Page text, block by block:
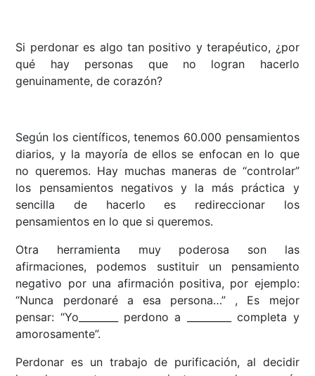
Si perdonar es algo tan positivo y terapéutico, ¿por
qué hay personas que no logran hacerlo
genuinamente, de corazón?
Según los científicos, tenemos 60.000 pensamientos
diarios, y la mayoría de ellos se enfocan en lo que
no queremos. Hay muchas maneras de “controlar”
los pensamientos negativos y la más práctica y
sencilla de hacerlo es redireccionar los
pensamientos en lo que si queremos.
Otra herramienta muy poderosa son las
afirmaciones, podemos sustituir un pensamiento
negativo por una afirmación positiva, por ejemplo:
“Nunca perdonaré a esa persona…” , Es mejor
pensar: “Yo________ perdono a _________ completa y
amorosamente”.
Perdonar es un trabajo de purificación, al decidir